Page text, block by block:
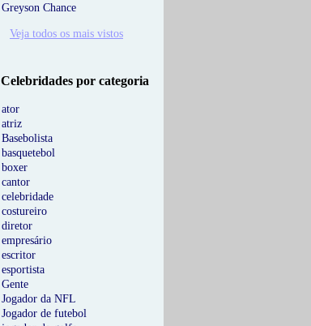
Greyson Chance
Veja todos os mais vistos
Celebridades por categoria
ator
atriz
Basebolista
basquetebol
boxer
cantor
celebridade
costureiro
diretor
empresário
escritor
esportista
Gente
Jogador da NFL
Jogador de futebol